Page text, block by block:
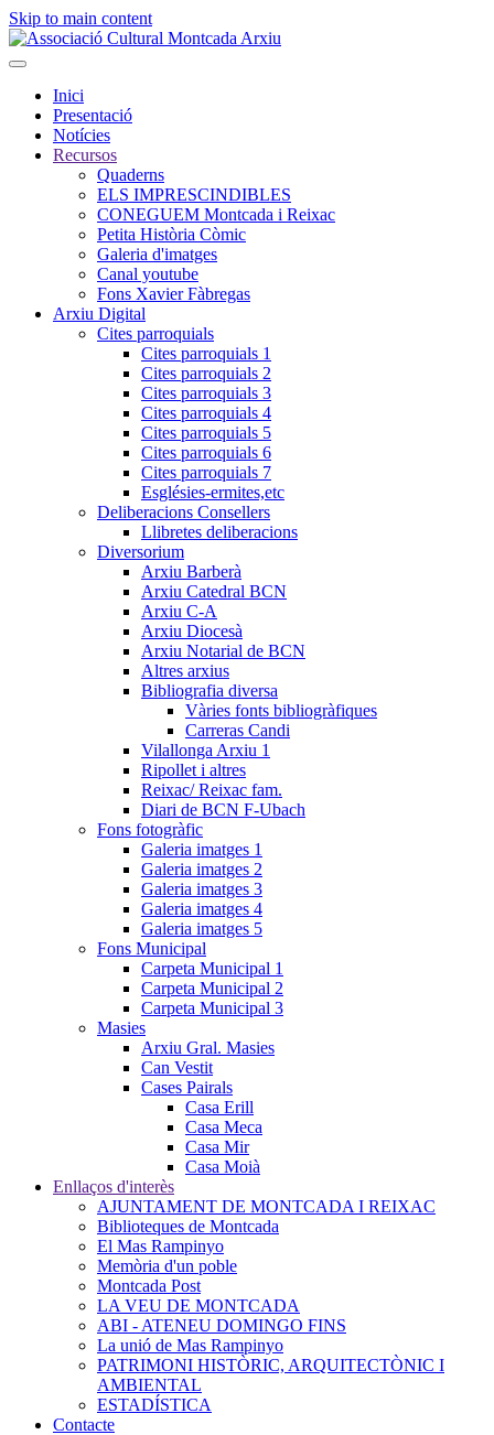
Skip to main content
Inici
Presentació
Notícies
Recursos
Quaderns
ELS IMPRESCINDIBLES
CONEGUEM Montcada i Reixac
Petita Història Còmic
Galeria d'imatges
Canal youtube
Fons Xavier Fàbregas
Arxiu Digital
Cites parroquials
Cites parroquials 1
Cites parroquials 2
Cites parroquials 3
Cites parroquials 4
Cites parroquials 5
Cites parroquials 6
Cites parroquials 7
Esglésies-ermites,etc
Deliberacions Consellers
Llibretes deliberacions
Diversorium
Arxiu Barberà
Arxiu Catedral BCN
Arxiu C-A
Arxiu Diocesà
Arxiu Notarial de BCN
Altres arxius
Bibliografia diversa
Vàries fonts bibliogràfiques
Carreras Candi
Vilallonga Arxiu 1
Ripollet i altres
Reixac/ Reixac fam.
Diari de BCN F-Ubach
Fons fotogràfic
Galeria imatges 1
Galeria imatges 2
Galeria imatges 3
Galeria imatges 4
Galeria imatges 5
Fons Municipal
Carpeta Municipal 1
Carpeta Municipal 2
Carpeta Municipal 3
Masies
Arxiu Gral. Masies
Can Vestit
Cases Pairals
Casa Erill
Casa Meca
Casa Mir
Casa Moià
Enllaços d'interès
AJUNTAMENT DE MONTCADA I REIXAC
Biblioteques de Montcada
El Mas Rampinyo
Memòria d'un poble
Montcada Post
LA VEU DE MONTCADA
ABI - ATENEU DOMINGO FINS
La unió de Mas Rampinyo
PATRIMONI HISTÒRIC, ARQUITECTÒNIC I
AMBIENTAL
ESTADÍSTICA
Contacte